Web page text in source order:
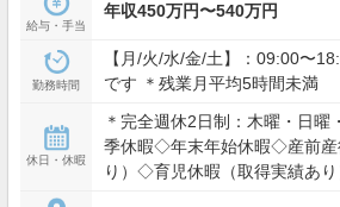
給与・手当
年収450万円〜540万円
勤務時間
【月/火/水/金/土】：09:00〜
です ＊残業月平均5時間未満
休日・休暇
＊完全週休2日制：木曜・日
季休暇◇年末年始休暇◇産前産
り）◇育児休暇（取得実績あり